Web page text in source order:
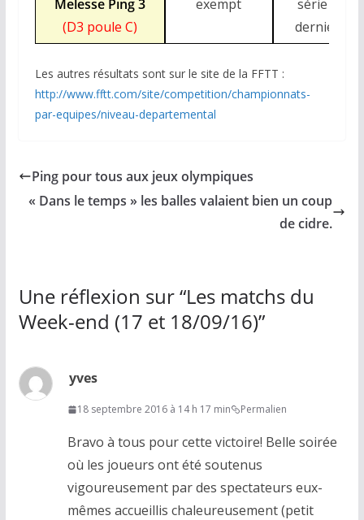
Melesse Ping 3
(D3 poule C)
exempt
série : E
derniers
Les autres résultats sont sur le site de la FFTT :
http://www.fftt.com/site/competition/championnats-
par-equipes/niveau-departemental
Ping pour tous aux jeux olympiques
« Dans le temps » les balles valaient bien un coup
de cidre.
Une réflexion sur “Les matchs du
Week-end (17 et 18/09/16)”
yves
18 septembre 2016 à 14 h 17 min Permalien
Bravo à tous pour cette victoire! Belle soirée
où les joueurs ont été soutenus
vigoureusement par des spectateurs eux-
mêmes accueillis chaleureusement (petit